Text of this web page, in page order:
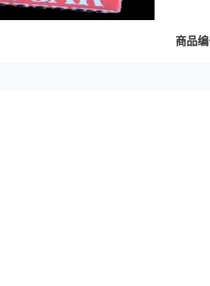
商品